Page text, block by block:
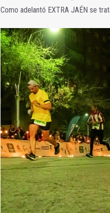
Como adelantó EXTRA JAÉN se